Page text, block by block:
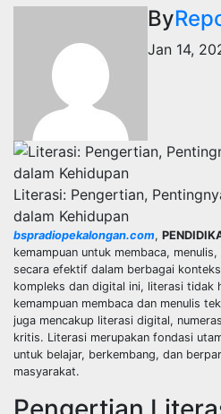
By
Jan 14,
Literasi: Pengertian,
dalam Kehidupan
bspradiopekalongan.com,
kemampuan untuk membaca,
secara efektif dalam berbagai
kompleks dan digital ini, literasi tidak
kemampuan membaca dan menulis
juga mencakup literasi digital,
kritis. Literasi merupakan fondasi
untuk belajar, berkembang, dan
masyarakat.